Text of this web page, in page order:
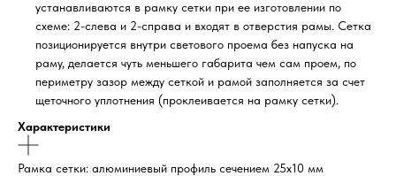
устанавливаются в рамку сетки при ее изготовлении по
схеме: 2-слева и 2-справа и входят в отверстия рамы. Сетка
позиционируется внутри светового проема без напуска на
раму, делается чуть меньшего габарита чем сам проем, по
периметру зазор между сеткой и рамой заполняется за счет
щеточного уплотнения (проклеивается на рамку сетки).
Характеристики
Рамка сетки: алюминиевый профиль сечением 25х10 мм